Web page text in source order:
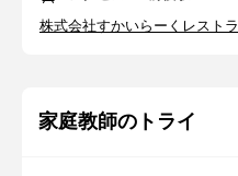
株式会社すかいらーくレスト
家庭教師のトライ